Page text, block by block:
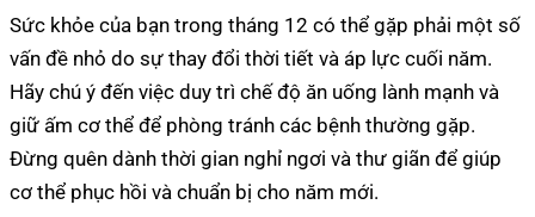
Sức khỏe của bạn trong tháng 12 có thể gặp phải một số
vấn đề nhỏ do sự thay đổi thời tiết và áp lực cuối năm.
Hãy chú ý đến việc duy trì chế độ ăn uống lành mạnh và
giữ ấm cơ thể để phòng tránh các bệnh thường gặp.
Đừng quên dành thời gian nghỉ ngơi và thư giãn để giúp
cơ thể phục hồi và chuẩn bị cho năm mới.